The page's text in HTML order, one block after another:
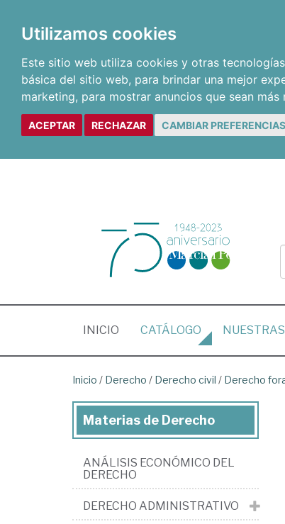
Utilizamos cookies
Este sitio web utiliza cookies y otras
básica del sitio web, para brindar una mejor
marketing, para mostrar anuncios que sean
ACEPTAR RECHAZAR CAMBIAR PREFERENCIAS
INICIO (CURRENT)
CATÁLOGO NUESTRAS
Inicio / Derecho / Derecho civil / Derecho
Materias de Derecho
ANÁLISIS ECONÓMICO DEL
DERECHO
DERECHO ADMINISTRATIVO